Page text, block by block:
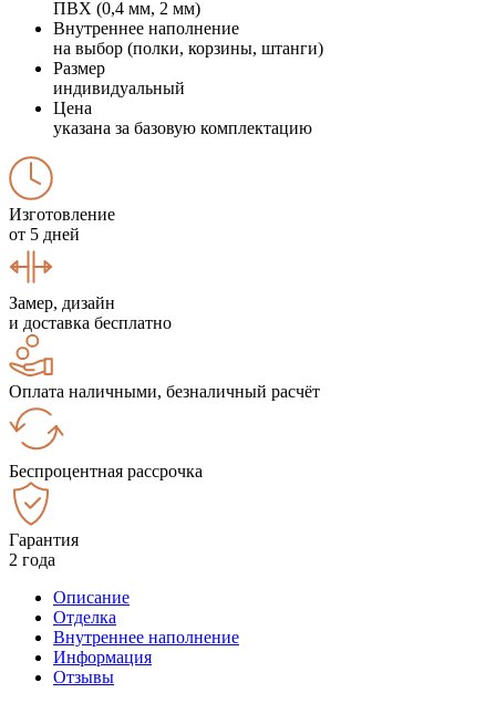
ПВХ (0,4 мм, 2 мм)
Внутреннее наполнение
на выбор (полки, корзины, штанги)
Размер
индивидуальный
Цена
указана за базовую комплектацию
Изготовление
от 5 дней
Замер, дизайн
и доставка бесплатно
Оплата наличными, безналичный расчёт
Беспроцентная рассрочка
Гарантия
2 года
Описание
Отделка
Внутреннее наполнение
Информация
Отзывы